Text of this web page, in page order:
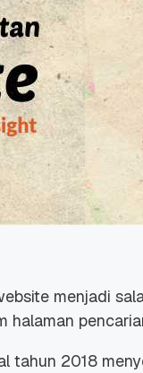
menjadi
halaman
tahun 2018